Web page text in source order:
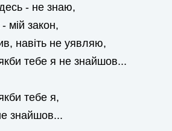
- не знаю,
мій закон,
навіть не уявляю,
тебе я не знайшов...
тебе я,
знайшов...